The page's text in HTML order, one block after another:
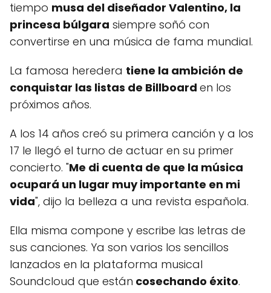
tiempo musa del diseñador Valentino, la
princesa búlgara siempre soñó con
convertirse en una música de fama mundial.
La famosa heredera tiene la ambición de
conquistar las listas de Billboard en los
próximos años.
A los 14 años creó su primera canción y a los
17 le llegó el turno de actuar en su primer
concierto. "Me di cuenta de que la música
ocupará un lugar muy importante en mi
vida", dijo la belleza a una revista española.
Ella misma compone y escribe las letras de
sus canciones. Ya son varios los sencillos
lanzados en la plataforma musical
Soundcloud que están cosechando éxito.